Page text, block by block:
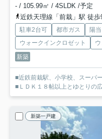
- / 105.99㎡ / 4SLDK /予定
近鉄天理線「前栽」駅 徒歩
駐車2台可 都市ガス 陽
ウォークインクロゼット
新築
■近鉄前栽駅、小学校、スーパ
■ＬＤＫ１８帖以上とゆとりの
新築一戸建